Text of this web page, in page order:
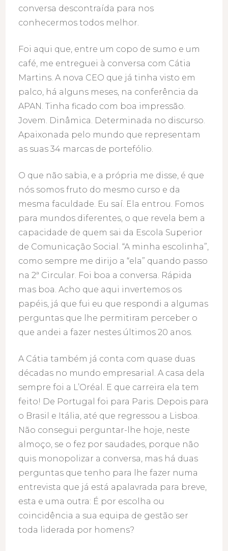
conversa descontraída para nos
conhecermos todos melhor.
Foi aqui que, entre um copo de sumo e um
café, me entreguei à conversa com Cátia
Martins. A nova CEO que já tinha visto em
palco, há alguns meses, na conferência da
APAN. Tinha ficado com boa impressão.
Jovem. Dinâmica. Determinada no discurso.
Apaixonada pelo mundo que representam
as suas 34 marcas de portefólio.
O que não sabia, e a própria me disse, é que
nós somos fruto do mesmo curso e da
mesma faculdade. Eu saí. Ela entrou. Fomos
para mundos diferentes, o que revela bem a
capacidade de quem sai da Escola Superior
de Comunicação Social. “A minha escolinha”,
como sempre me dirijo a “ela” quando passo
na 2ª Circular. Foi boa a conversa. Rápida
mas boa. Acho que aqui invertemos os
papéis, já que fui eu que respondi a algumas
perguntas que lhe permitiram perceber o
que andei a fazer nestes últimos 20 anos.
A Cátia também já conta com quase duas
décadas no mundo empresarial. A casa dela
sempre foi a L’Oréal. E que carreira ela tem
feito! De Portugal foi para Paris. Depois para
o Brasil e Itália, até que regressou a Lisboa.
Não consegui perguntar-lhe hoje, neste
almoço, se o fez por saudades, porque não
quis monopolizar a conversa, mas há duas
perguntas que tenho para lhe fazer numa
entrevista que já está apalavrada para breve,
esta e uma outra: É por escolha ou
coincidência a sua equipa de gestão ser
toda liderada por homens?